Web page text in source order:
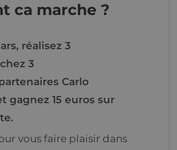
ca marche ?
réalisez 3
chez 3
Carlo
gagnez 15 euros sur
vous faire plaisir dans